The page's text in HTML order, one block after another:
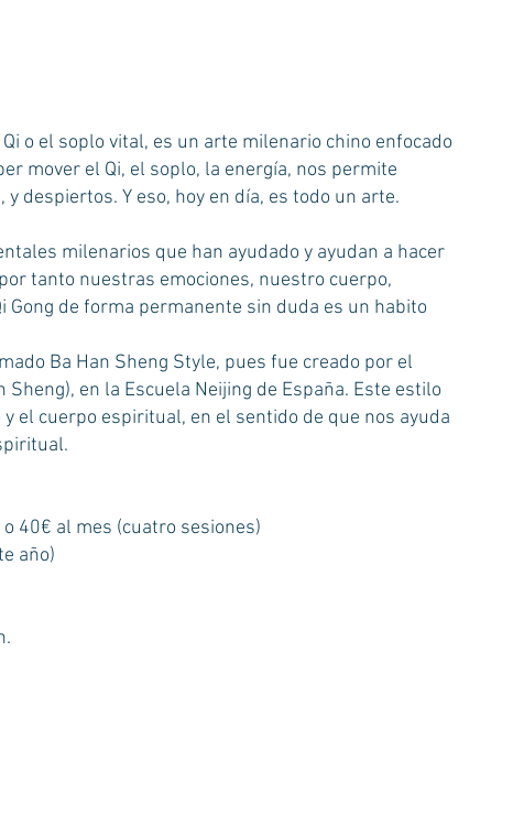
o el soplo vital, es un arte milenario chino enfocado
mover el Qi, el soplo, la energía, nos permite
despiertos. Y eso, hoy en día, es todo un arte.
milenarios que han ayudado y ayudan a hacer
tanto nuestras emociones, nuestro cuerpo,
Gong de forma permanente sin duda es un habito
Ba Han Sheng Style, pues fue creado por el
en la Escuela Neijing de España. Este estilo
el cuerpo espiritual, en el sentido de que nos ayuda
40€ al mes (cuatro sesiones)
año)